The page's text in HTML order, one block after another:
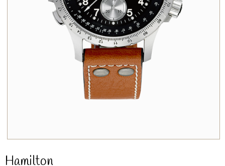
Hamilton